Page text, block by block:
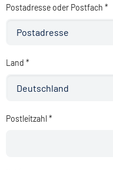
Postadresse oder Postfach *
Land *
Postleitzahl *